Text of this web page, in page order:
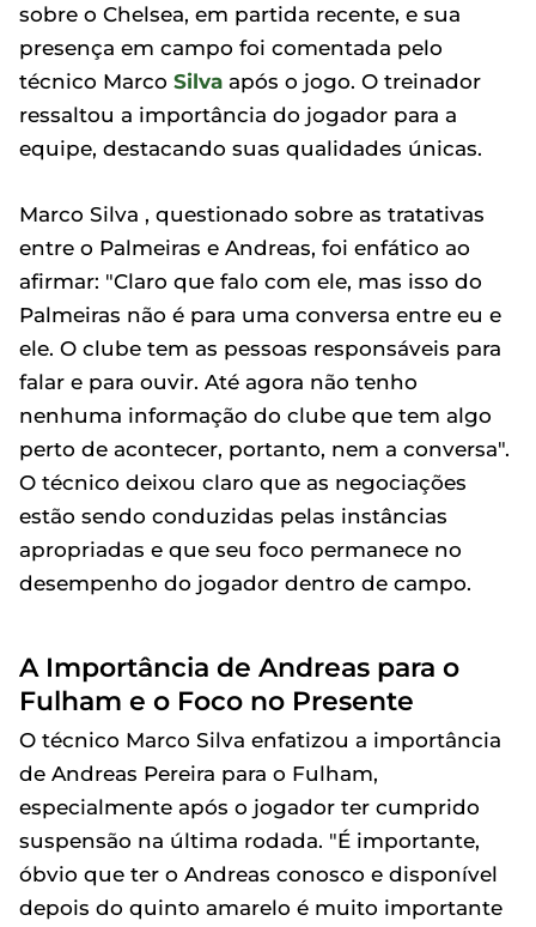
sobre o Chelsea, em partida recente, e sua
presença em campo foi comentada pelo
técnico Marco Silva após o jogo. O treinador
ressaltou a importância do jogador para a
equipe, destacando suas qualidades únicas.
Marco Silva , questionado sobre as tratativas
entre o Palmeiras e Andreas, foi enfático ao
afirmar: "Claro que falo com ele, mas isso do
Palmeiras não é para uma conversa entre eu e
ele. O clube tem as pessoas responsáveis para
falar e para ouvir. Até agora não tenho
nenhuma informação do clube que tem algo
perto de acontecer, portanto, nem a conversa".
O técnico deixou claro que as negociações
estão sendo conduzidas pelas instâncias
apropriadas e que seu foco permanece no
desempenho do jogador dentro de campo.
A Importância de Andreas para o
Fulham e o Foco no Presente
O técnico Marco Silva enfatizou a importância
de Andreas Pereira para o Fulham,
especialmente após o jogador ter cumprido
suspensão na última rodada. "É importante,
óbvio que ter o Andreas conosco e disponível
depois do quinto amarelo é muito importante